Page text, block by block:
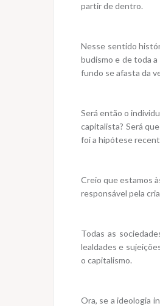
partir de dentro.
Nesse sentido
budismo e de toda
fundo se afasta da
Será então o
capitalista? Será
foi a hipótese
Creio que estamos
responsável pela
Todas as
lealdades e
o capitalismo.
Ora, se a ideologia